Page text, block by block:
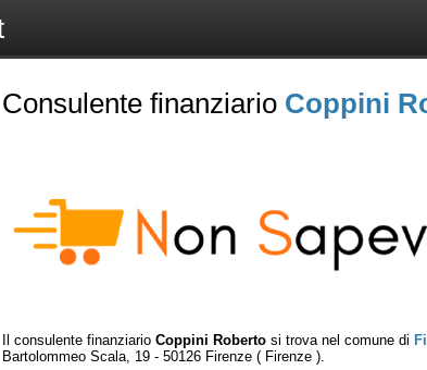
Consulente finanziario Coppini
Il consulente finanziario Coppini Roberto si trova nel comune di
Bartolommeo Scala, 19 - 50126 Firenze ( Firenze ).